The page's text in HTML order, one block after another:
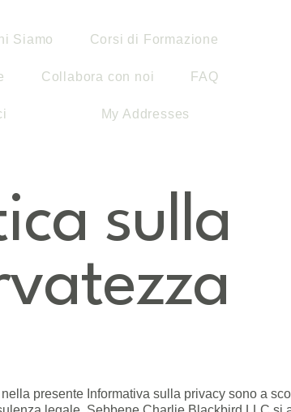
Siamo Corsi di Formazione
Collabora con noi FAQ
My Addresses
sulla
presente Informativa sulla privacy sono a